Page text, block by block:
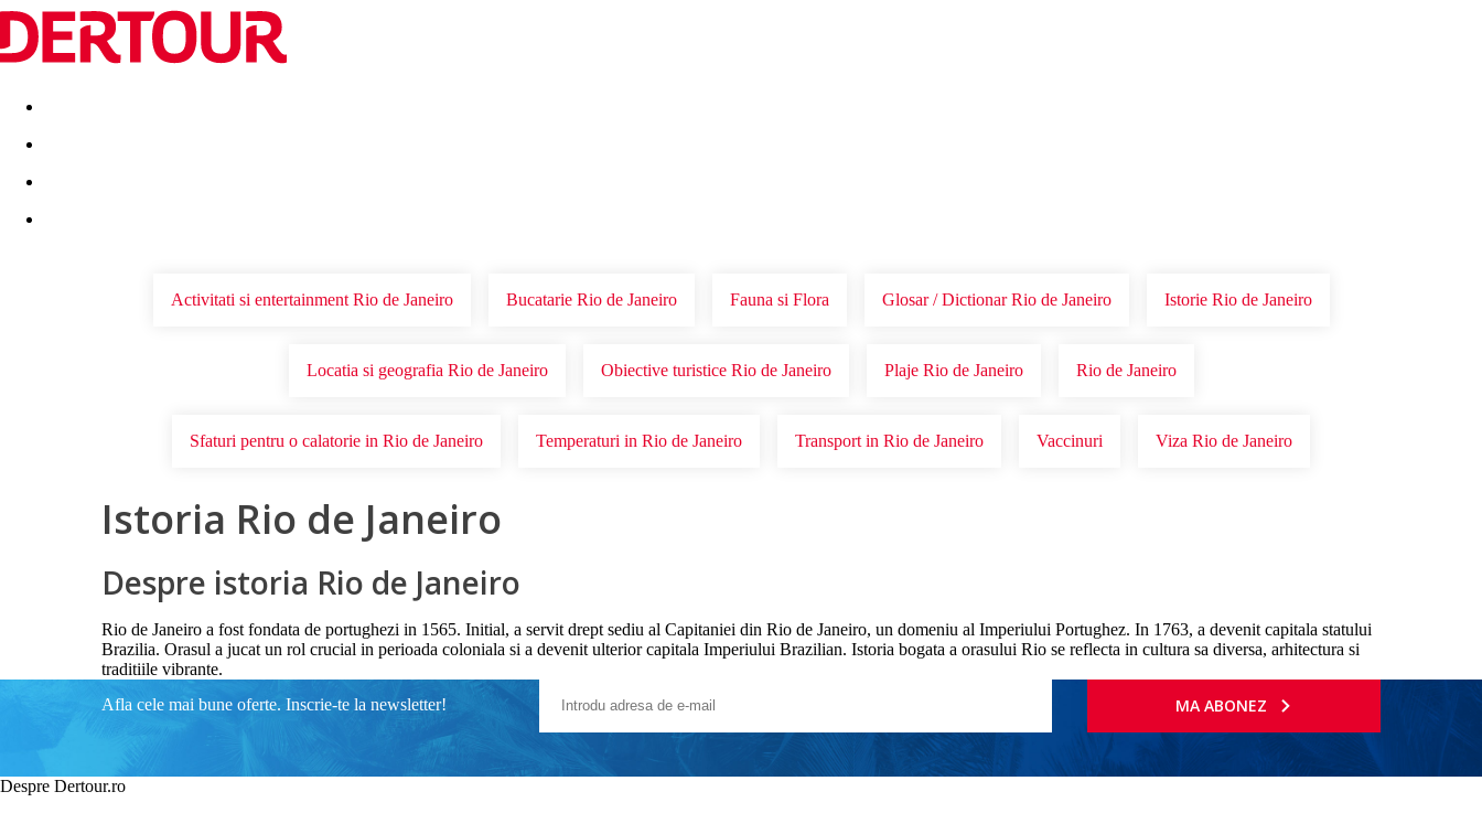
Destinatii Vacanta perfecta OFERTE DE NERATAT
Activitati si entertainment Rio de Janeiro Bucatarie Rio de Janeiro Fauna si Flora Glosar / Dictionar Rio de Janeiro Istorie Rio de Janeiro
Locatia si geografia Rio de Janeiro Obiective turistice Rio de Janeiro Plaje Rio de Janeiro Rio de Janeiro
Sfaturi pentru o calatorie in Rio de Janeiro Temperaturi in Rio de Janeiro Transport in Rio de Janeiro Vaccinuri Viza Rio de Janeiro
Istoria Rio de Janeiro
Despre istoria Rio de Janeiro
Rio de Janeiro a fost fondata de portughezi in 1565. Initial, a servit drept sediu al Capitaniei din Rio de Janeiro, un domeniu al Imperiului Portughez. In 1763, a devenit capitala statului
Brazilia. Orasul a jucat un rol crucial in perioada coloniala si a devenit ulterior capitala Imperiului Brazilian. Istoria bogata a orasului Rio se reflecta in cultura sa diversa, arhitectura si
traditiile vibrante.
Afla cele mai bune oferte. Inscrie-te la newsletter!
MA ABONEZ
Despre Dertour.ro